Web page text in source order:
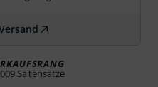
Saitensätze